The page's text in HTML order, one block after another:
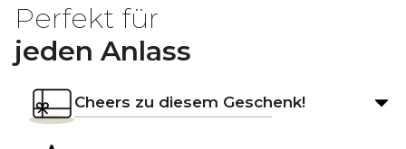
Perfekt für
jeden Anlass
Cheers zu diesem Geschenk!